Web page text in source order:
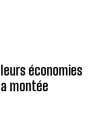
économies
montée